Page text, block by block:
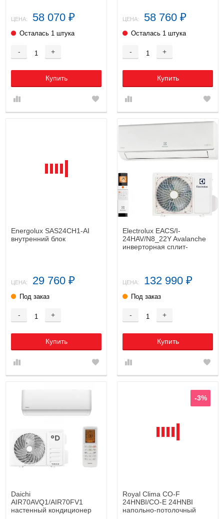
ЦЕНА: 58 070 ₽
Осталась 1 штука
- +
Купить
ЦЕНА: 58 760 ₽
Осталась 1 штука
- +
Купить
Energolux SAS24CH1-AI
внутренний блок
ЦЕНА: 29 760 ₽
Под заказ
- +
Купить
Electrolux EACS/I-
24HAV/N8_22Y Avalanche
инверторная сплит-
ЦЕНА: 132 990 ₽
Под заказ
- +
Купить
Daichi
AIR70AVQ1/AIR70FV1
настенный кондиционер
-3%
Royal Clima CO-F
24HNBI/CO-E 24HNBI
напольно-потолочный